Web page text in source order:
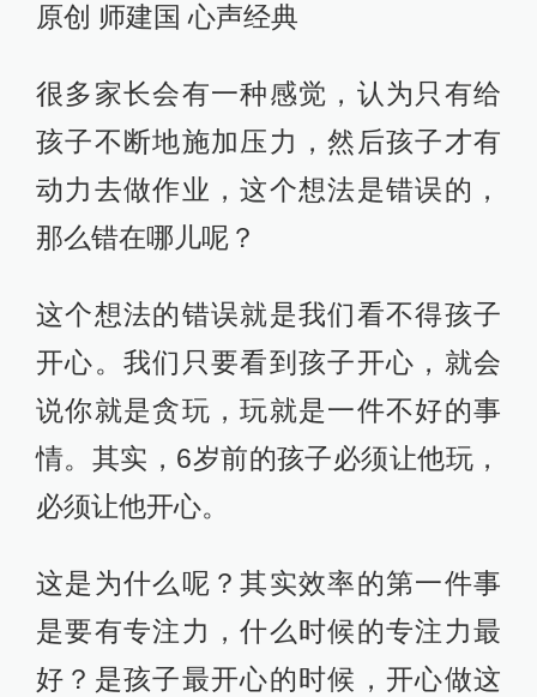
原创 师建国 心声经典
很多家长会有一种感觉，认为只有给
孩子不断地施加压力，然后孩子才有
动力去做作业，这个想法是错误的，
那么错在哪儿呢？
这个想法的错误就是我们看不得孩子
开心。我们只要看到孩子开心，就会
说你就是贪玩，玩就是一件不好的事
情。其实，6岁前的孩子必须让他玩，
必须让他开心。
这是为什么呢？其实效率的第一件事
是要有专注力，什么时候的专注力最
好？是孩子最开心的时候，开心做这